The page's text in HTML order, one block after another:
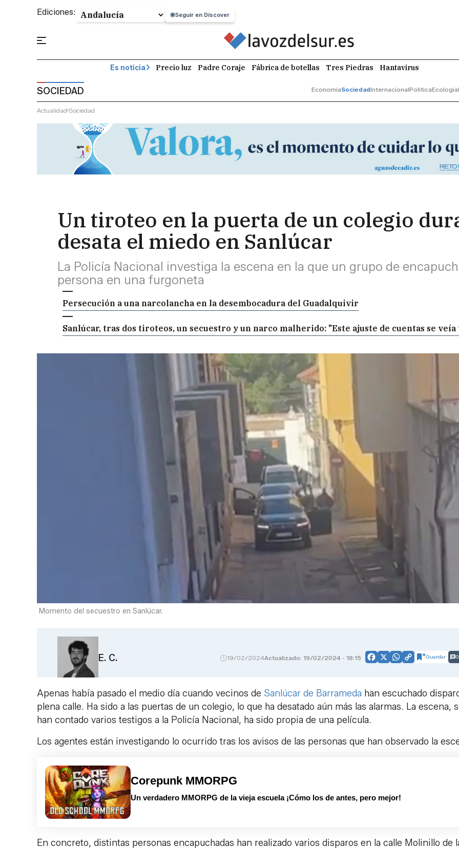
Ediciones: Seguir en Discover
Es noticia Precio luz Padre Coraje Fábrica de botellas Tres Piedras Hantavirus
SOCIEDAD EconomíaSociedadInternacionalPolíticaEcología
Actualidad Sociedad
Un tiroteo en la puerta de un colegio
desata el miedo en Sanlúcar
La Policía Nacional investiga la escena en la que un grupo de
persona en una furgoneta
Persecución a una narcolancha en la desembocadura del Guadalquivir
Sanlúcar, tras dos tiroteos, un secuestro y un narco malherido: "Este ajuste de cuentas se
Momento del secuestro en Sanlúcar.
E. C. 19/02/2024Actualizado: 19/02/2024 - 18:15 Facebook
X WhatsApp
CopyGuardar 0
Apenas había pasado el medio día cuando vecinos de Sanlúcar de Barrameda han escuchado
plena calle. Ha sido a las puertas de un colegio, lo que ha desatado aún más las alarmas. La escena,
han contado varios testigos a la Policía Nacional, ha sido propia de una película.
Los agentes están investigando lo ocurrido tras los avisos de las personas que han observado la
Corepunk MMORPG
Un verdadero MMORPG de la vieja escuela ¡Cómo los de antes, pero mejor!
En concreto, distintas personas encapuchadas han realizado varios disparos en la calle Molinillo de